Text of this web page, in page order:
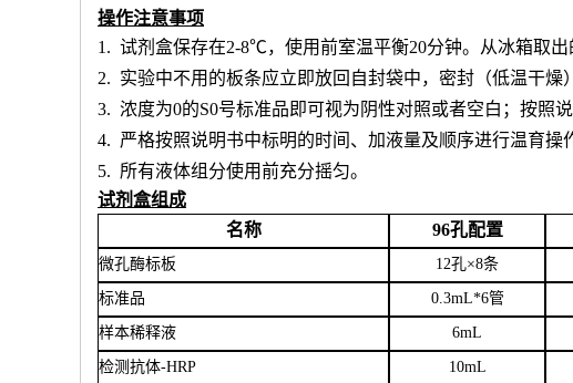
操作注意事项
1. 试剂盒保存在2-8℃，使用前室温平衡20分钟。从冰箱取
2. 实验中不用的板条应立即放回自封袋中，密封（低温干燥
3. 浓度为0的S0号标准品即可视为阴性对照或者空白；按照
4. 严格按照说明书中标明的时间、加液量及顺序进行温育操
5. 所有液体组分使用前充分摇匀。
试剂盒组成
名称
96孔配置
微孔酶标板 12孔×8条
标准品 0.3mL*6管
样本稀释液 6mL
检测抗体-HRP 10mL